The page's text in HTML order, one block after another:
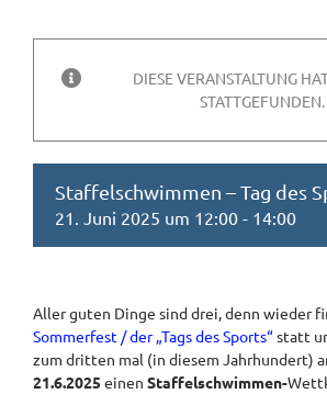
DIESE VERANSTALTUNG
STATTGEFUNDEN.
Staffelschwimmen – Tag des
21. Juni 2025 um 12:00 - 14:00
Aller guten Dinge sind drei, denn wieder
Sommerfest / der „Tags des Sports“statt
zum dritten mal (in diesem Jahrhundert)
21.6.2025 einen Staffelschwimmen-